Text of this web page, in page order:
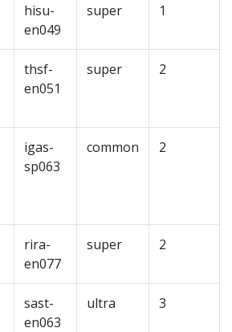
hisu-
en049
super 1
thsf-
en051
super 2
igas-
sp063
common 2
rira-
en077
super 2
sast-
en063
ultra 3